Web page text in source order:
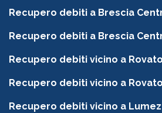
Recupero debiti a Brescia
Recupero debiti a Brescia
Recupero debiti vicino a Rovato
Recupero debiti vicino a Rovato
Recupero debiti vicino a